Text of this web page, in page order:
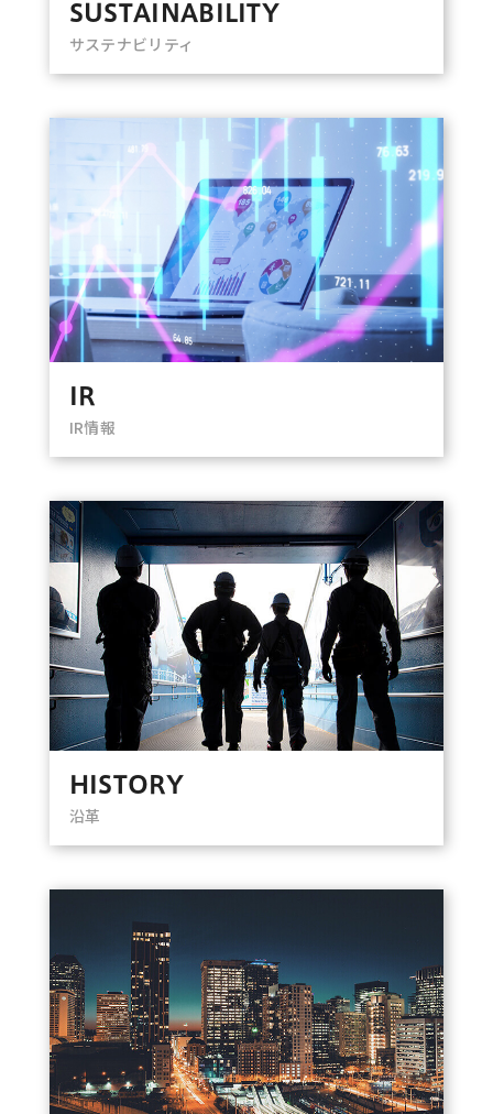
SUSTAINABILITY
サステナビリティ
IR
IR情報
HISTORY
沿革